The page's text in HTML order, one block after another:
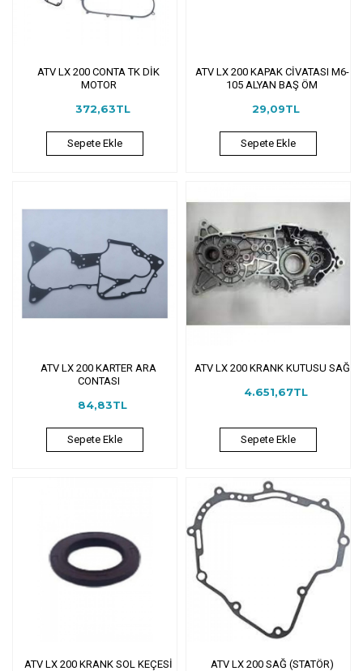
ATV LX 200 CONTA TK DİK
MOTOR
372,63TL
Sepete Ekle
ATV LX 200 KAPAK CİVATASI M6-
105 ALYAN BAŞ ÖM
29,09TL
Sepete Ekle
ATV LX 200 KARTER ARA
CONTASI
84,83TL
Sepete Ekle
ATV LX 200 KRANK KUTUSU SAĞ
4.651,67TL
Sepete Ekle
ATV LX 200 KRANK SOL KEÇESİ
ATV LX 200 SAĞ (STATÖR)